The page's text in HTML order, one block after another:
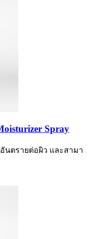
Spray
นตรายต่อผิว และสามา